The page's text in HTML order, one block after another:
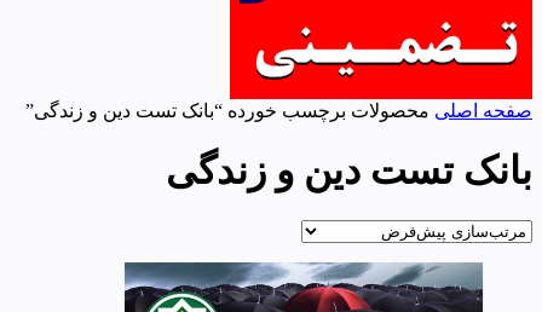
صفحه اصلی محصولات برچسب خورده “بانک تست دین و زندگی”
بانک تست دین و زندگی